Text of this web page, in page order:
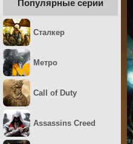
Популярные серии
Сталкер
Метро
Call of Duty
Assassins Creed